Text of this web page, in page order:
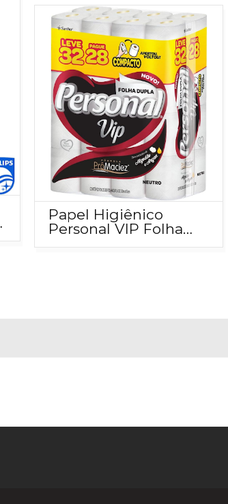
Papel Higiênico
Personal VIP Folha
Dupla Leve 32 Pague